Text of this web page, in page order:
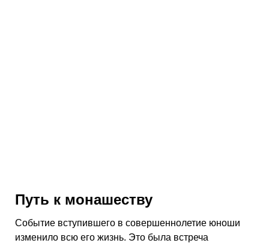
Путь к монашеству
Событие вступившего в совершеннолетие юноши
изменило всю его жизнь. Это была встреча